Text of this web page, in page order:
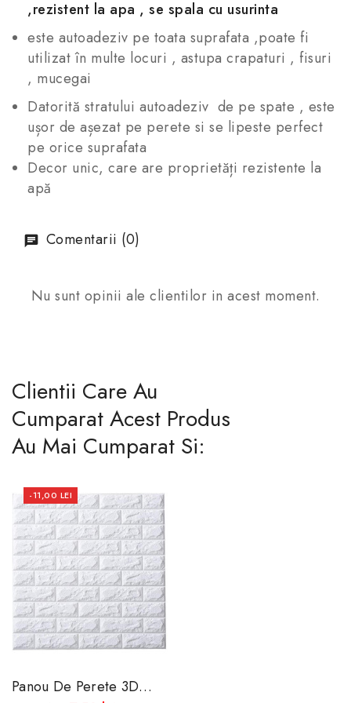
,rezistent la apa , se spala cu usurinta
este autoadeziv pe toata suprafata ,poate fi
utilizat în multe locuri , astupa crapaturi , fisuri
, mucegai
Datorită stratului autoadeziv de pe spate , este
ușor de așezat pe perete si se lipeste perfect
pe orice suprafata
Decor unic, care are proprietăți rezistente la
apă
Comentarii (0)
Nu sunt opinii ale clientilor in acest moment.
Clientii Care Au
Cumparat Acest Produs
Au Mai Cumparat Si:
-11,00 LEI
Panou De Perete 3D